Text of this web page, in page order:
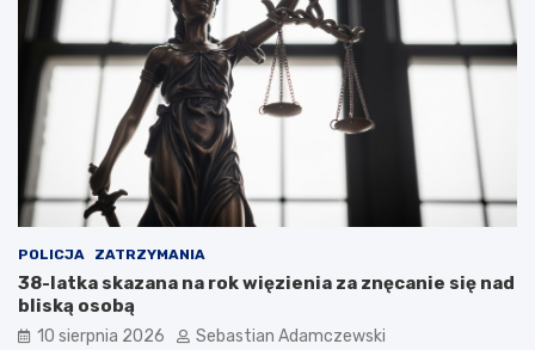
POLICJA ZATRZYMANIA
38-latka skazana na rok więzienia za znęcanie się nad
bliską osobą
10 sierpnia 2026 Sebastian Adamczewski